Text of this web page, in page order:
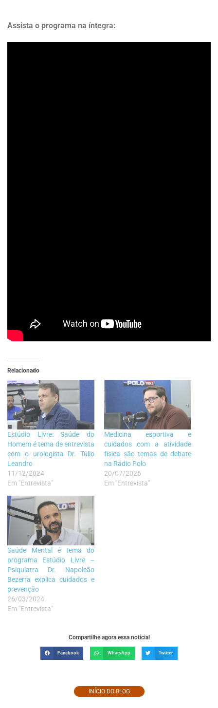
Assista o programa na íntegra:
Relacionado
Estúdio Livre: Saúde do
Homem é tema de entrevista
com o urologista Dr. Túlio
Leandro
11/12/2024
Em "Entrevista"
Medicina esportiva e
cuidados com a atividade
física são temas de debate
na Rádio Polo
20/07/2026
Em "Entrevista"
Saúde Mental é tema do
programa Estúdio Livre –
Psiquiatra Dr. Napoleão
Bezerra explica cuidados e
prevenção
26/03/2024
Em "Entrevista"
Compartilhe agora essa notícia!
Facebook WhatsApp Twitter
INÍCIO DO BLOG